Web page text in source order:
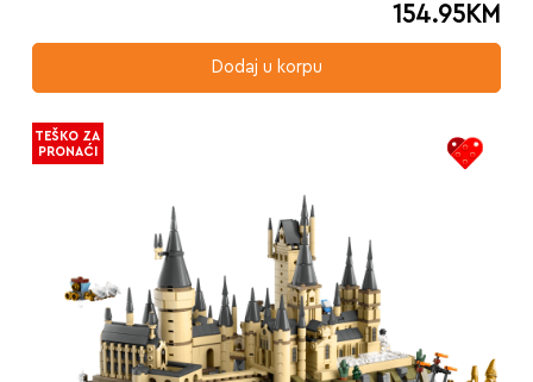
154.95KM
Dodaj u korpu
TEŠKO ZA
PRONAĆI